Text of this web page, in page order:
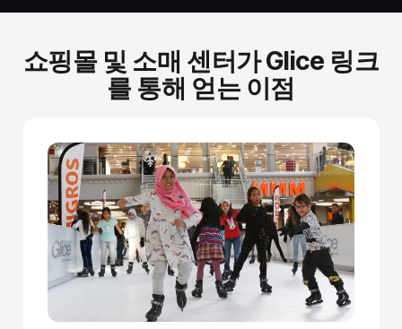
아이스 스케이팅 속도와 비슷한 활주 성능을 달성하는 것으
자체 개선 표면.
소결 패널은 블레이드가 미세한 긁힘을 만들 때 신선한 윤활
니다.
혀와 홈 연결.
패널은 쪽모이 세공 마루처럼 맞물립니다. 정밀 가공된 조인
트는 이음새 없는 표면을 만듭니다. 이음새는 100% 평평하며
발밑에서 감지할 수 없습니다.
어디든 설치 가능하며 허가가 필요 없습니다.
쇼핑몰 및 소매 센터가 Glice 링크
를 통해 얻는 이점